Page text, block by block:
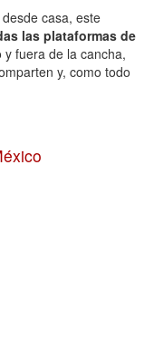
casa, este
las plataformas de
y fuera de la cancha,
y, como todo